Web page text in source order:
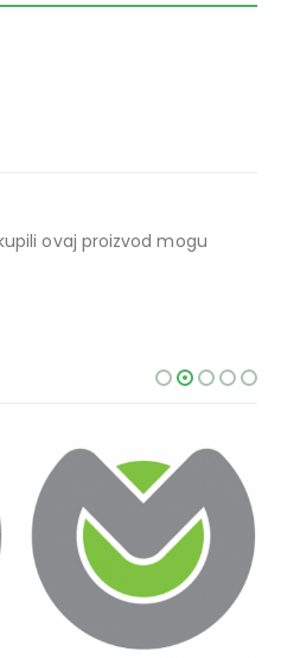
ovaj proizvod mogu